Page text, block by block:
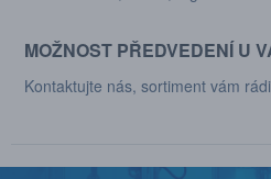
MOŽNOST PŘEDVEDENÍ U
Kontaktujte nás, sortiment vám